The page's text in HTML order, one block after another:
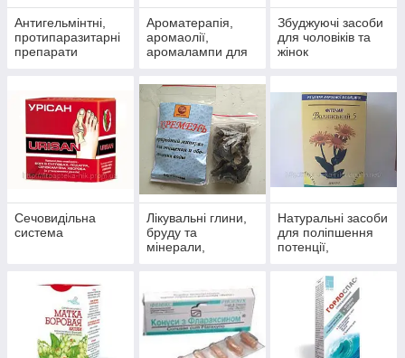
Антигельмінтні,
протипаразитарні
препарати
Ароматерапія,
аромаолії,
аромалампи для
Збуджуючі засоби
для чоловіків та
жінок
Сечовидільна
система
Лікувальні глини,
бруду та
мінерали,
концентрати для
прийняття ванн.
Натуральні засоби
для поліпшення
потенції,
чоловічого
здоров'я